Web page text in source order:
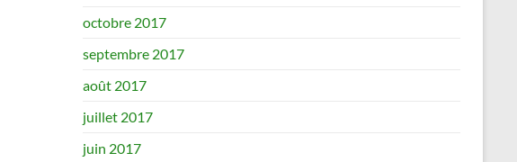
octobre 2017
septembre 2017
août 2017
juillet 2017
juin 2017